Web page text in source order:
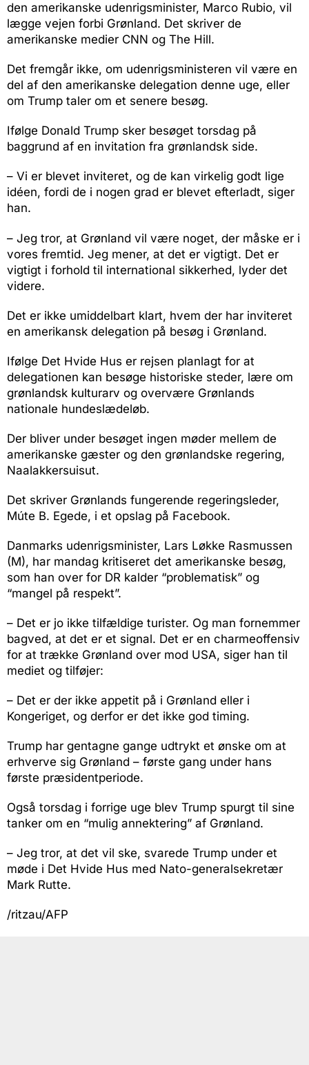
den amerikanske udenrigsminister, Marco Rubio, vil
lægge vejen forbi Grønland. Det skriver de
amerikanske medier CNN og The Hill.
Det fremgår ikke, om udenrigsministeren vil være en
del af den amerikanske delegation denne uge, eller
om Trump taler om et senere besøg.
Ifølge Donald Trump sker besøget torsdag på
baggrund af en invitation fra grønlandsk side.
– Vi er blevet inviteret, og de kan virkelig godt lige
idéen, fordi de i nogen grad er blevet efterladt, siger
han.
– Jeg tror, at Grønland vil være noget, der måske er i
vores fremtid. Jeg mener, at det er vigtigt. Det er
vigtigt i forhold til international sikkerhed, lyder det
videre.
Det er ikke umiddelbart klart, hvem der har inviteret
en amerikansk delegation på besøg i Grønland.
Ifølge Det Hvide Hus er rejsen planlagt for at
delegationen kan besøge historiske steder, lære om
grønlandsk kulturarv og overvære Grønlands
nationale hundeslædeløb.
Der bliver under besøget ingen møder mellem de
amerikanske gæster og den grønlandske regering,
Naalakkersuisut.
Det skriver Grønlands fungerende regeringsleder,
Múte B. Egede, i et opslag på Facebook.
Danmarks udenrigsminister, Lars Løkke Rasmussen
(M), har mandag kritiseret det amerikanske besøg,
som han over for DR kalder “problematisk” og
“mangel på respekt”.
– Det er jo ikke tilfældige turister. Og man fornemmer
bagved, at det er et signal. Det er en charmeoffensiv
for at trække Grønland over mod USA, siger han til
mediet og tilføjer:
– Det er der ikke appetit på i Grønland eller i
Kongeriget, og derfor er det ikke god timing.
Trump har gentagne gange udtrykt et ønske om at
erhverve sig Grønland – første gang under hans
første præsidentperiode.
Også torsdag i forrige uge blev Trump spurgt til sine
tanker om en “mulig annektering” af Grønland.
– Jeg tror, at det vil ske, svarede Trump under et
møde i Det Hvide Hus med Nato-generalsekretær
Mark Rutte.
/ritzau/AFP